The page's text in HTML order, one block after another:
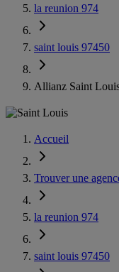
la reunion 974
saint louis 97450
Allianz Saint
Accueil
Trouver une
la reunion 974
saint louis 97450